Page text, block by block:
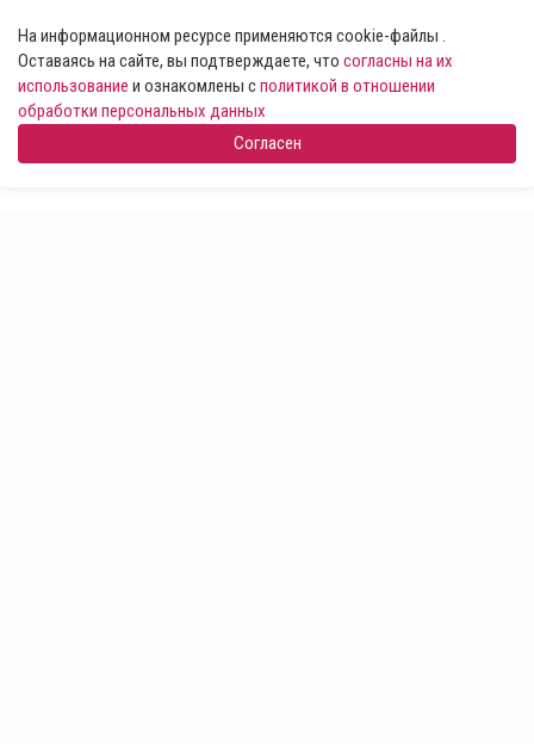
На информационном ресурсе применяются cookie-файлы .
Оставаясь на сайте, вы подтверждаете, что согласны на их
использование и ознакомлены сполитикой в отношении
обработки персональных данных
Согласен